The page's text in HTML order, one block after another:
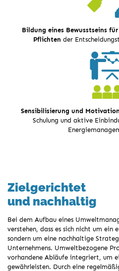
Bildung eines Bewusstseins
Pflichten der
Sensibilisierung und Motivation
Schulung und aktive
Zielgerichtet
und nachhaltig
Bei dem Aufbau eines
verstehen, dass es sich nicht um ein
sondern um eine nachhaltige
Unternehmens. Umweltbezogene
vorhandene Abläufe integriert, um
gewährleisten. Durch eine